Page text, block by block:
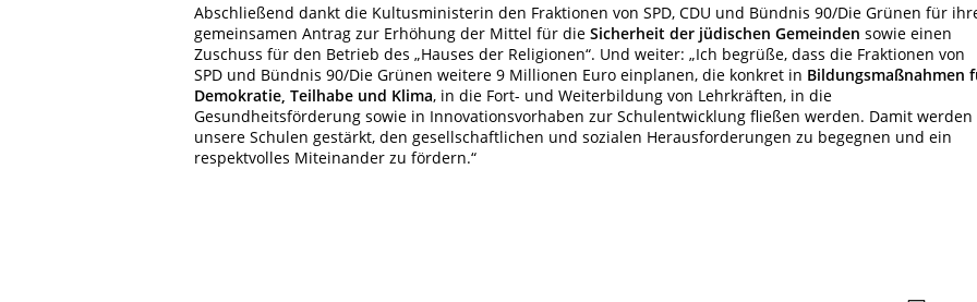
Abschließend dankt die Kultusministerin den Fraktionen von SPD, CDU und Bündnis 90/Die Grünen für
gemeinsamen Antrag zur Erhöhung der Mittel für die Sicherheit der jüdischen Gemeinden sowie einen
Zuschuss für den Betrieb des „Hauses der Religionen“. Und weiter: „Ich begrüße, dass die Fraktionen von
SPD und Bündnis 90/Die Grünen weitere 9 Millionen Euro einplanen, die konkret in Bildungsmaßnahmen
Demokratie, Teilhabe und Klima, in die Fort- und Weiterbildung von Lehrkräften, in die
Gesundheitsförderung sowie in Innovationsvorhaben zur Schulentwicklung fließen werden. Damit werden
unsere Schulen gestärkt, den gesellschaftlichen und sozialen Herausforderungen zu begegnen und ein
respektvolles Miteinander zu fördern.“